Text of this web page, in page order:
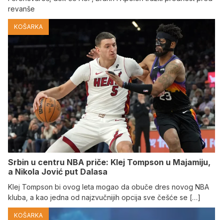
revanše
KOŠARKA
Srbin u centru NBA priče: Klej Tompson u Majamiju,
a Nikola Jović put Dalasa
Klej Tompson bi ovog leta mogao da obuče dres novog NBA
kluba, a kao jedna od najzvučnijih opcija sve češće se […]
KOŠARKA